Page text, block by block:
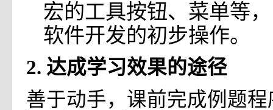
宏的工具按钮、菜单等
软件开发的初步操作。
2. 达成学习效果的途径
善于动手，课前完成例题